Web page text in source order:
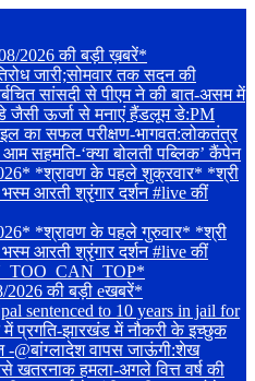
2026 की बड़ी ख़बरें*
जारी;सोमवार तक सदन की
सांसदी से पीएम ने की बात-असम में
जैसी ऊर्जा से मनाएं हैंडलूम डे:PM
का सफल परीक्षण-भागवत:लोकतंत्र
सहमति-‘क्या बोलती पब्लिक’ कैंपेन
*श्रावण के पहले शुक्रवार* *श्री
भस्म आरती श्रृंगार दर्शन #live कीं
*श्रावण के पहले गुरुवार* *श्री
भस्म आरती श्रृंगार दर्शन #live कीं
2026 की बड़ी eखबरें*
sentenced to 10 years in jail for
में प्रगति-झारखंड में नौकरी के इच्छुक
-@बांग्लादेश वापस जाऊंगी:शेख
हमला-अगले वित्त वर्ष की